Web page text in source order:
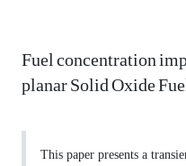
Fuel concentration
planar Solid Oxide
This paper presents a